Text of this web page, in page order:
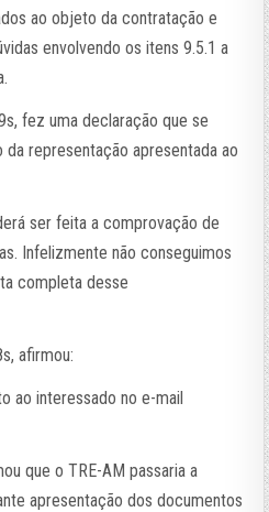
ao objeto da contratação e
envolvendo os itens 9.5.1 a
fez uma declaração que se
representação apresentada ao
ser feita a comprovação de
Infelizmente não conseguimos
completa desse
afirmou:
ao interessado no e-mail
que o TRE-AM passaria a
apresentação dos documentos